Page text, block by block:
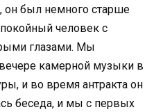
он был немного старше
человек с
глазами. Мы
камерной музыки в
и во время антракта он
беседа, и мы с первых